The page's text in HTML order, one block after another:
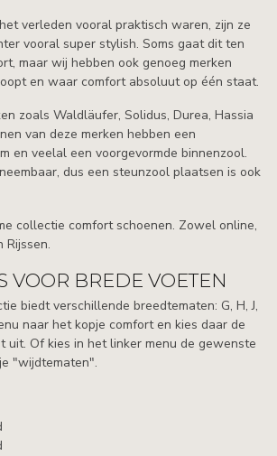
verleden vooral praktisch waren, zijn ze
vooral super stylish. Soms gaat dit ten
maar wij hebben ook genoeg merken
en waar comfort absoluut op één staat.
zoals Waldläufer, Solidus, Durea, Hassia
van deze merken hebben een
en veelal een voorgevormde binnenzool.
dus een steunzool plaatsen is ook
collectie comfort schoenen. Zowel online,
Rijssen.
VOOR BREDE VOETEN
biedt verschillende breedtematen: G, H, J,
naar het kopje comfort en kies daar de
uit. Of kies in het linker menu de gewenste
"wijdtematen".